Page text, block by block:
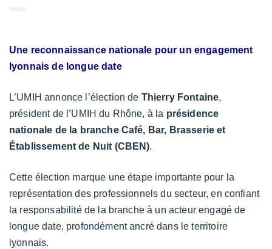
Une reconnaissance nationale pour un engagement
lyonnais de longue date
L’UMIH annonce l’élection de Thierry Fontaine,
président de l’UMIH du Rhône, à la présidence
nationale de la branche Café, Bar, Brasserie et
Établissement de Nuit (CBEN).
Cette élection marque une étape importante pour la
représentation des professionnels du secteur, en confiant
la responsabilité de la branche à un acteur engagé de
longue date, profondément ancré dans le territoire
lyonnais.